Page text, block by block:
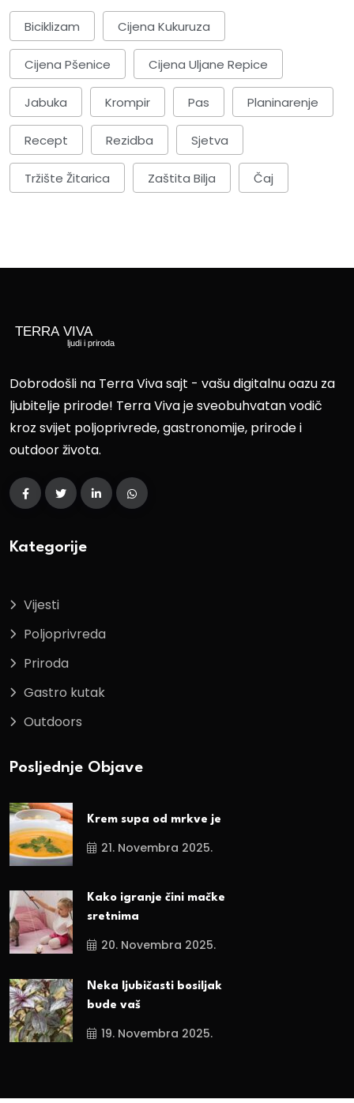
Biciklizam Cijena Kukuruza
Cijena Pšenice Cijena Uljane Repice
Jabuka Krompir Pas Planinarenje
Recept Rezidba Sjetva
Tržište Žitarica Zaštita Bilja Čaj
Dobrodošli na Terra Viva sajt - vašu digitalnu oazu za
ljubitelje prirode! Terra Viva je sveobuhvatan vodič
kroz svijet poljoprivrede, gastronomije, prirode i
outdoor života.
Kategorije
Vijesti
Poljoprivreda
Priroda
Gastro kutak
Outdoors
Posljednje Objave
Krem supa od mrkve je
21. Novembra 2025.
Kako igranje čini mačke
sretnima
20. Novembra 2025.
Neka ljubičasti bosiljak
bude vaš
19. Novembra 2025.